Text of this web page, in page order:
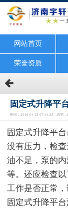
网站首页
荣誉资质
固定式升降平
时间：2019-04-15 07:44:35 浏览：
固定式升降平
没有压力，检
油不足，泵的
等。还应检查
工作是否正常，
固定式升降平